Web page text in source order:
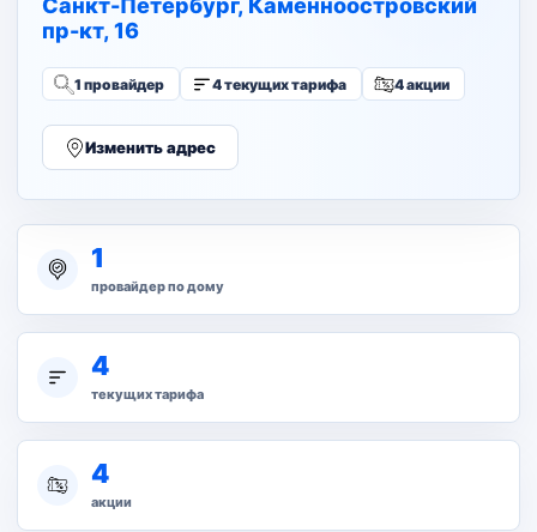
Санкт-Петербург, Каменноостровский
пр-кт, 16
1 провайдер 4 текущих тарифа 4 акции
Изменить адрес
1
провайдер по дому
4
текущих тарифа
4
акции